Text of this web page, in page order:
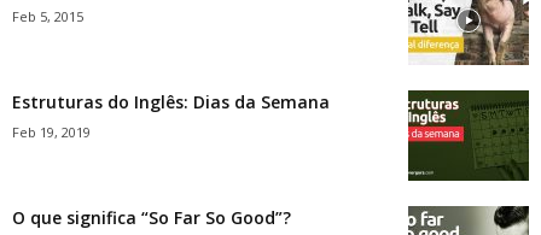
Feb 5, 2015
Estruturas do Inglês: Dias da Semana
Feb 19, 2019
O que significa “So Far So Good”?